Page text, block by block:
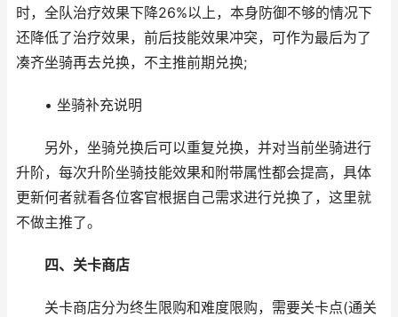
时，全队治疗效果下降26%以上，本身防御不够的情况下
还降低了治疗效果，前后技能效果冲突，可作为最后为了
凑齐坐骑再去兑换，不主推前期兑换;
• 坐骑补充说明
另外，坐骑兑换后可以重复兑换，并对当前坐骑进行
升阶，每次升阶坐骑技能效果和附带属性都会提高，具体
更新何者就看各位客官根据自己需求进行兑换了，这里就
不做主推了。
四、关卡商店
关卡商店分为终生限购和难度限购，需要关卡点(通关